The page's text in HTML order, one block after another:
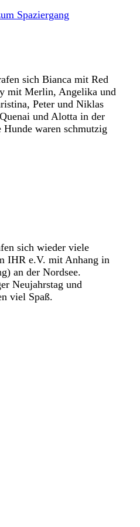
Spaziergang
sich Bianca mit Red
mit Merlin, Angelika und
Peter und Niklas
und Alotta in der
waren schmutzig
sich wieder viele
IHR e.V. mit Anhang in
an der Nordsee.
Neujahrstag und
viel Spaß.